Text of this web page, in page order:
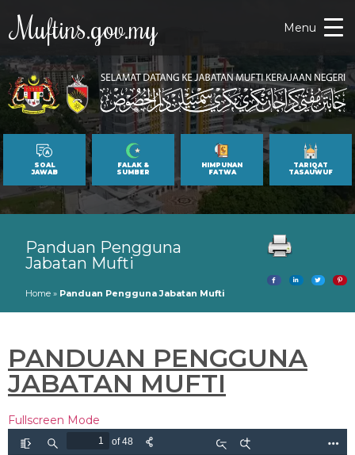
Muftins.gov.my Menu
SOAL
JAWAB
FALAK &
SUMBER
HIMPUNAN
FATWA
TARIQAT
TASAUWUF
Panduan Pengguna
Jabatan Mufti
Home » Panduan Pengguna Jabatan Mufti
PANDUAN PENGGUNA
JABATAN MUFTI
Fullscreen Mode